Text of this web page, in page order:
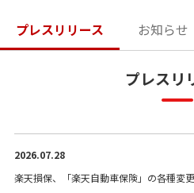
プレスリリース お知らせ
プレスリ
2026.07.28
楽天損保、「楽天自動車保険」の各種変